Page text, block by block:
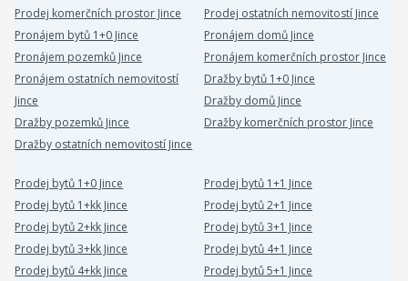
Prodej komerčních prostor Jince
Prodej ostatních nemovitostí Jince
Pronájem bytů 1+0 Jince
Pronájem domů Jince
Pronájem pozemků Jince
Pronájem komerčních prostor Jince
Pronájem ostatních nemovitostí
Jince
Dražby bytů 1+0 Jince
Dražby domů Jince
Dražby pozemků Jince
Dražby komerčních prostor Jince
Dražby ostatních nemovitostí Jince
Prodej bytů 1+0 Jince
Prodej bytů 1+1 Jince
Prodej bytů 1+kk Jince
Prodej bytů 2+1 Jince
Prodej bytů 2+kk Jince
Prodej bytů 3+1 Jince
Prodej bytů 3+kk Jince
Prodej bytů 4+1 Jince
Prodej bytů 4+kk Jince
Prodej bytů 5+1 Jince